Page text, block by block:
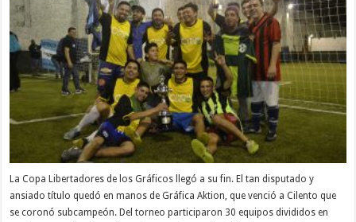
La Copa Libertadores de los Gráficos llegó a su fin. El tan disputado y
ansiado título quedó en manos de Gráfica Aktion, que venció a Cilento que
se coronó subcampeón. Del torneo participaron 30 equipos divididos en